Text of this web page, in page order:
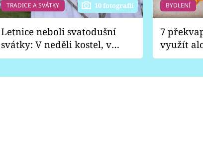
TRADICE A SVÁTKY 10 fotografií
Letnice neboli svatodušní
svátky: V neděli kostel, v
pondělí zábava
BYDLENÍ
7
využít